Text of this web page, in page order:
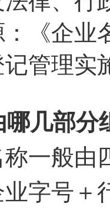
《企业
记管理
几部分
称一般由
字号＋